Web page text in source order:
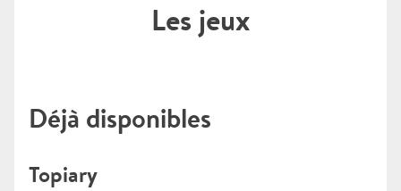
Les jeux
Déjà disponibles
Topiary